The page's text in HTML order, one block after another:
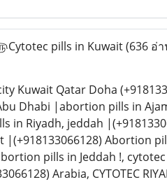
pills in Kuwait(636 อ่
Qatar Doha
Dhabi |abortion pills in
in Riyadh, jeddah
Abortion
pills in Jeddah !,
Arabia, CYTOTEC